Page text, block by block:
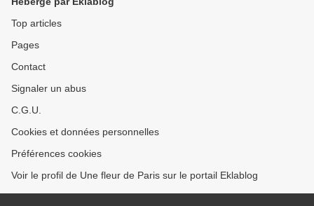
Top articles
Pages
Contact
Signaler un abus
C.G.U.
Cookies et données personnelles
Préférences cookies
Voir le profil de Une fleur de Paris sur le portail Eklablog